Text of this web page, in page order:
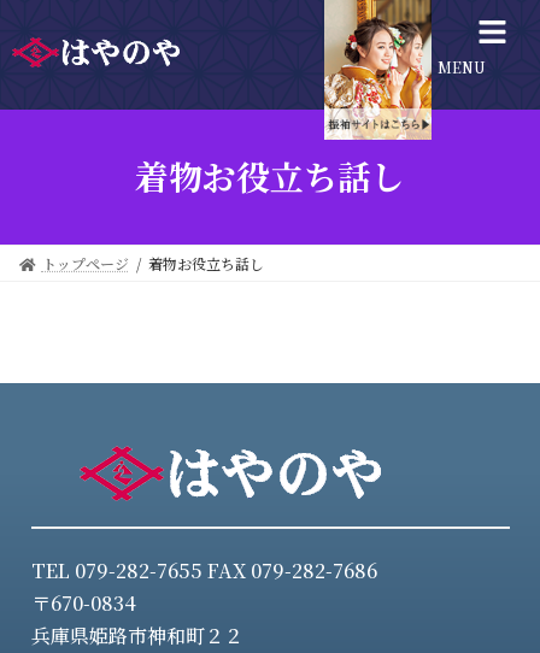
MENU
着物お役立ち話し
トップページ 着物お役立ち話し
TEL 079-282-7655 FAX 079-282-7686
〒670-0834
兵庫県姫路市神和町２２